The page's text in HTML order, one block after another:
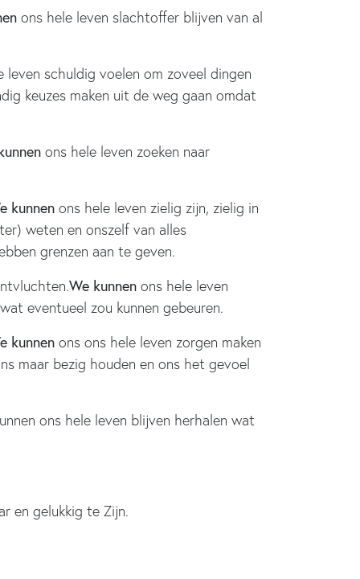
ons hele leven slachtoffer blijven van al
schuldig voelen om zoveel dingen
keuzes maken uit de weg gaan omdat
ons hele leven zoeken naar
kunnen ons hele leven zielig zijn, zielig in
weten en onszelf van alles
grenzen aan te geven.
We kunnen ons hele leven
eventueel zou kunnen gebeuren.
kunnen ons ons hele leven zorgen maken
maar bezig houden en ons het gevoel
ons hele leven blijven herhalen wat
en gelukkig te Zijn.